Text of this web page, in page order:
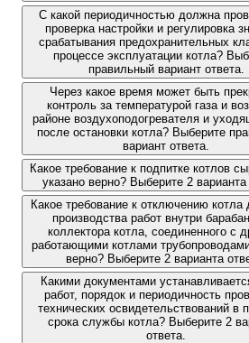
С какой периодичностью должна
проверка настройки и регулировка
срабатывания предохранительных
процессе эксплуатации котла?
правильный вариант ответа.
Через какое время может быть
контроль за температурой газа и
районе воздухоподогревателя и
после остановки котла? Выберите
вариант ответа.
Какое требование к подпитке котлов
указано верно? Выберите 2 варианта
Какое требование к отключению котла
производства работ внутри
коллектора котла, соединенного с
работающими котлами
верно? Выберите 2 варианта
Какими документами
работ, порядок и периодичность
технических освидетельствований в
срока службы котла? Выберите 2
ответа.